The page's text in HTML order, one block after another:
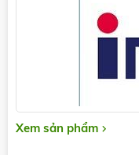
Xem sản phẩm